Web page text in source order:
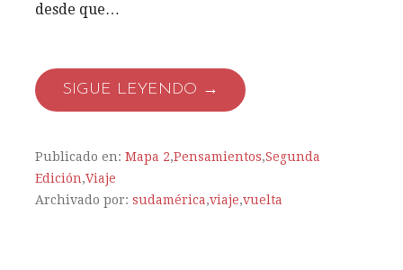
desde que…
SIGUE LEYENDO →
Publicado en: Mapa 2,Pensamientos,Segunda
Edición,Viaje
Archivado por: sudamérica,viaje,vuelta